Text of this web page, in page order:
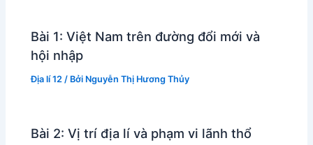
Bài 1: Việt Nam trên đường đổi mới và
hội nhập
Địa lí 12 / Bởi Nguyễn Thị Hương Thủy
Bài 2: Vị trí địa lí và phạm vi lãnh thổ